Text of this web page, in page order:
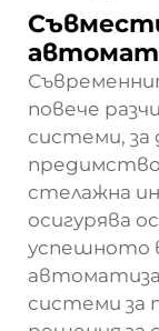
повече
системи, за
стелажна
осигурява
успешното
системи за